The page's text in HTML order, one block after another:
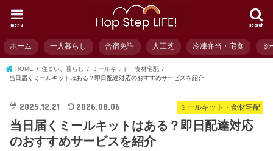
search
menu
ホーム 一人暮らし 合宿免許 人工芝 冷凍弁当・宅食 ミ
HOME 住まい、暮らし
ミールキット・食材宅配
当日届くミールキットはある？即日配達対応のおすすめサービスを紹介
ミールキット・食材宅配
2025.12.21 2026.08.06
当日届くミールキットはある？即日配達対応
のおすすめサービスを紹介